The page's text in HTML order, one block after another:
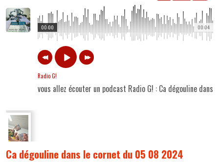
00:04
00:00
Radio G!
vous allez écouter un podcast Radio G! : Ca dégouline
Ca dégouline dans le cornet du 05 08 2024